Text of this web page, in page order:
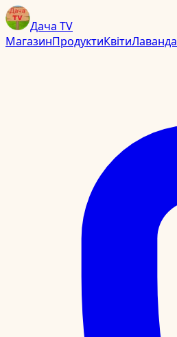
Дача TV
МагазинПродуктиКвітиЛаванда